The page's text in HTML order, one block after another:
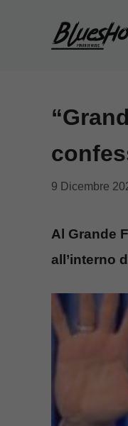
9 Dicembre
Al Grande
all’interno